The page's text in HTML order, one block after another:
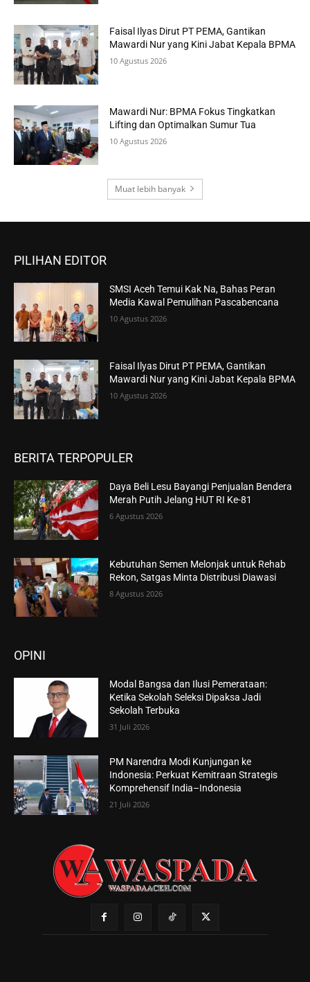
Faisal Ilyas Dirut PT PEMA, Gantikan
Mawardi Nur yang Kini Jabat Kepala BPMA
10 Agustus 2026
Mawardi Nur: BPMA Fokus Tingkatkan
Lifting dan Optimalkan Sumur Tua
10 Agustus 2026
Muat lebih banyak
PILIHAN EDITOR
SMSI Aceh Temui Kak Na, Bahas Peran
Media Kawal Pemulihan Pascabencana
10 Agustus 2026
Faisal Ilyas Dirut PT PEMA, Gantikan
Mawardi Nur yang Kini Jabat Kepala BPMA
10 Agustus 2026
BERITA TERPOPULER
Daya Beli Lesu Bayangi Penjualan Bendera
Merah Putih Jelang HUT RI Ke-81
6 Agustus 2026
Kebutuhan Semen Melonjak untuk Rehab
Rekon, Satgas Minta Distribusi Diawasi
8 Agustus 2026
OPINI
Modal Bangsa dan Ilusi Pemerataan:
Ketika Sekolah Seleksi Dipaksa Jadi
Sekolah Terbuka
31 Juli 2026
PM Narendra Modi Kunjungan ke
Indonesia: Perkuat Kemitraan Strategis
Komprehensif India–Indonesia
21 Juli 2026